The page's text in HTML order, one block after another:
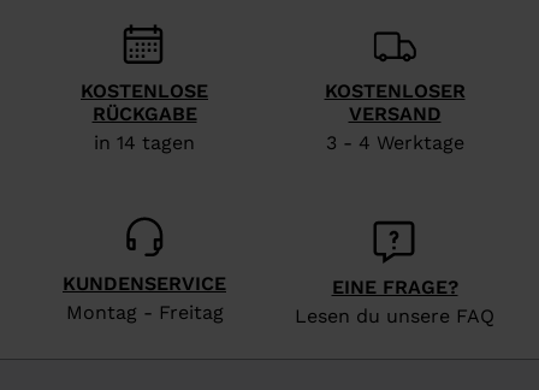
recommend
visiting
the
website
United
States.
KOSTENLOSE
RÜCKGABE
in 14 tagen
KOSTENLOSER
VERSAND
3 - 4 Werktage
KUNDENSERVICE
Montag - Freitag
EINE FRAGE?
Lesen du unsere FAQ